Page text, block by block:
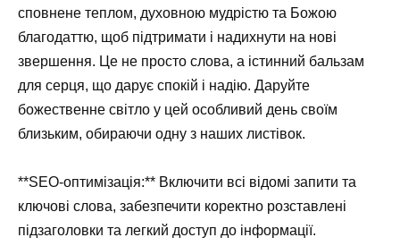
сповнене теплом, духовною мудрістю та Божою
благодаттю, щоб підтримати і надихнути на нові
звершення. Це не просто слова, а істинний бальзам
для серця, що дарує спокій і надію. Даруйте
божественне світло у цей особливий день своїм
близьким, обираючи одну з наших листівок.
**SEO-оптимізація:** Включити всі відомі запити та
ключові слова, забезпечити коректно розставлені
підзаголовки та легкий доступ до інформації.